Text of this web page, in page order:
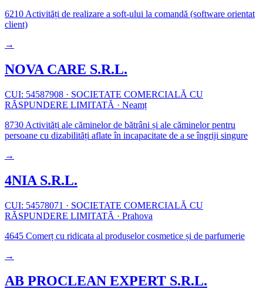
6210 Activități de realizare a soft-ului la comandă (software orientat
client)
→
NOVA CARE S.R.L.
CUI: 54587908 · SOCIETATE COMERCIALĂ CU
RĂSPUNDERE LIMITATĂ · Neamț
8730 Activități ale căminelor de bătrâni și ale căminelor pentru
persoane cu dizabilități aflate în incapacitate de a se îngriji singure
→
4NIA S.R.L.
CUI: 54578071 · SOCIETATE COMERCIALĂ CU
RĂSPUNDERE LIMITATĂ · Prahova
4645 Comerț cu ridicata al produselor cosmetice și de parfumerie
→
AB PROCLEAN EXPERT S.R.L.